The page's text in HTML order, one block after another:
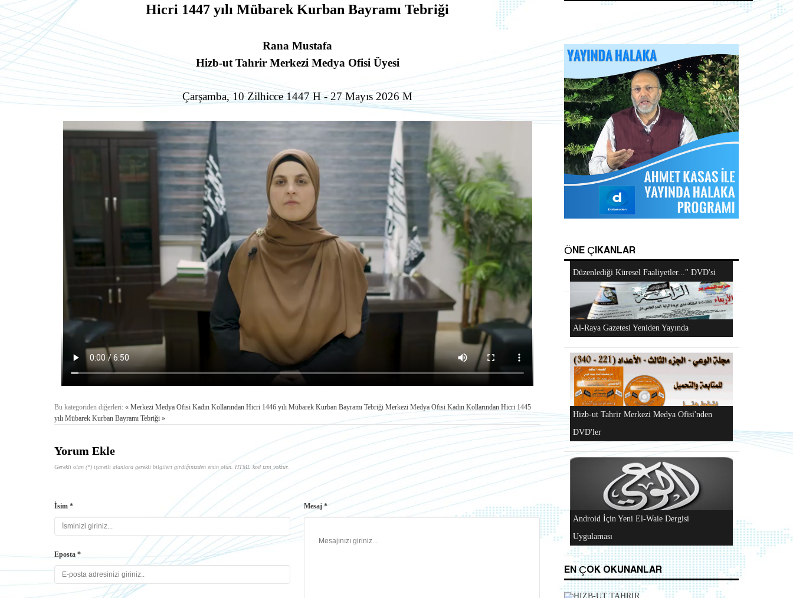
Hicri 1447 yılı Mübarek Kurban Bayramı Tebriği
Rana Mustafa
Hizb-ut Tahrir Merkezi Medya Ofisi Üyesi
Çarşamba, 10 Zilhicce 1447 H - 27 Mayıs 2026 M
Bu kategoriden diğerleri: « Merkezi Medya Ofisi Kadın Kollarından Hicri 1446 yılı Mübarek Kurban Bayramı Tebriği Merkezi Medya Ofisi Kadın Kollarından Hicri 1445
yılı Mübarek Kurban Bayramı Tebriği »
Yorum Ekle
Gerekli olan (*) işaretli alanlara gerekli bilgileri girdiğinizden emin olun. HTML kod izni yoktur.
İsim *
Eposta *
Mesaj *
ÖNE ÇIKANLAR
Al-Raya Gazetesi Yeniden Yayında
Hizb-ut Tahrir Merkezi Medya Ofisi'nden
DVD'ler
Android Cihazlar İçin Anayasa Tasarısı
Uygulaması
Hizb-ut Tahrir Kimdir?
"Hizb-ut Tahrir'in Gazze'yi Desteklemek İçin
Düzenlediği Küresel Faaliyetler..." DVD'si
Kitaplar
Sorular ve Cevaplar
Mescidi Aksa İslam Ümmetine ve Ordulara
Haykırıyor
Arakan Müslümanları İslam Ümmetinden ve
Ordularından Destek İstiyor
Hizb-ut Tahrir Emirine Sorulanlar
EN ÇOK OKUNANLAR